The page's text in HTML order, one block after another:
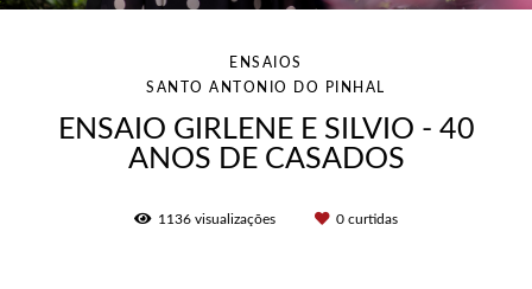
ENSAIOS
SANTO ANTONIO DO PINHAL
ENSAIO GIRLENE E SILVIO - 40
ANOS DE CASADOS
1136 visualizações 0 curtidas